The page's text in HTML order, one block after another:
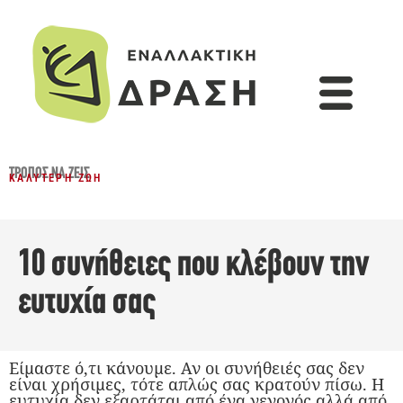
ΤΡΌΠΟΣ ΝΑ ΖΕΙΣ
ΚΑΛΎΤΕΡΗ ΖΩΉ
10 συνήθειες που κλέβουν την
ευτυχία σας
Είμαστε ό,τι κάνουμε. Αν οι συνήθειές σας δεν
είναι χρήσιμες, τότε απλώς σας κρατούν πίσω. Η